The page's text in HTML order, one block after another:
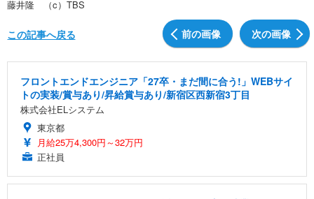
藤井隆 （c）TBS
前の画像 次の画像
この記事へ戻る
フロントエンドエンジニア「27卒・まだ間に合う!」WEBサイ
トの実装/賞与あり/昇給賞与あり/新宿区西新宿3丁目
株式会社ELシステム
東京都
月給25万4,300円～32万円
正社員